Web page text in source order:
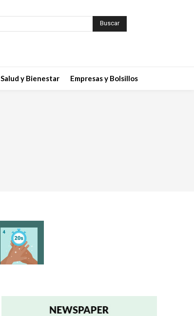
Buscar
Salud y Bienestar Empresas y Bolsillos